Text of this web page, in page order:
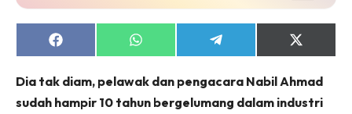
Share
on
Share
on
Share
on
Share
on
(Twitter)
Dia tak diam, pelawak dan pengacara Nabil Ahmad
sudah hampir 10 tahun bergelumang dalam industri